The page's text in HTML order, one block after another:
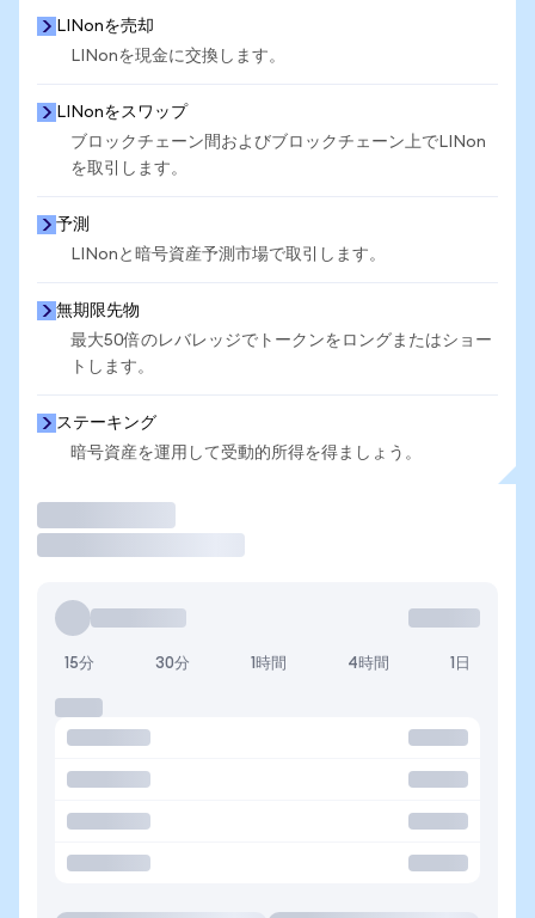
LINonを売却
LINonを現金に交換します。
LINonをスワップ
ブロックチェーン間およびブロックチェーン上でLINon
を取引します。
予測
LINonと暗号資産予測市場で取引します。
無期限先物
最大50倍のレバレッジでトークンをロングまたはショー
トします。
ステーキング
暗号資産を運用して受動的所得を得ましょう。
15分 30分 1時間 4時間 1日